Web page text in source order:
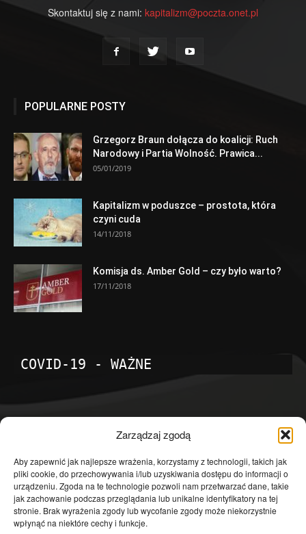
Zarządzaj zgodą
Aby zapewnić jak najlepsze wrażenia, korzystamy z technologii, takich jak
pliki cookie, do przechowywania i/lub uzyskiwania dostępu do informacji o
urządzeniu. Zgoda na te technologie pozwoli nam przetwarzać dane, takie
jak zachowanie podczas przeglądania lub unikalne identyfikatory na tej
stronie. Brak wyrażenia zgody lub wycofanie zgody może niekorzystnie
wpłynąć na niektóre cechy i funkcje.
Skontaktuj się z nami: kapitalizm@poczta.onet.pl
POPULARNE POSTY
Grzegorz Braun dołącza do koalicji: Ruch
Narodowy i Partia Wolność. Prawica...
05/01/2019
Kapitalizm w poduszce – prostota, która
czyni cuda
14/11/2018
Komisja ds. Amber Gold – czy było warto?
17/11/2018
COVID-19 - WAŻNE
Temat dnia
4601
Publicystyka
4363
Polityka
3639
Polska